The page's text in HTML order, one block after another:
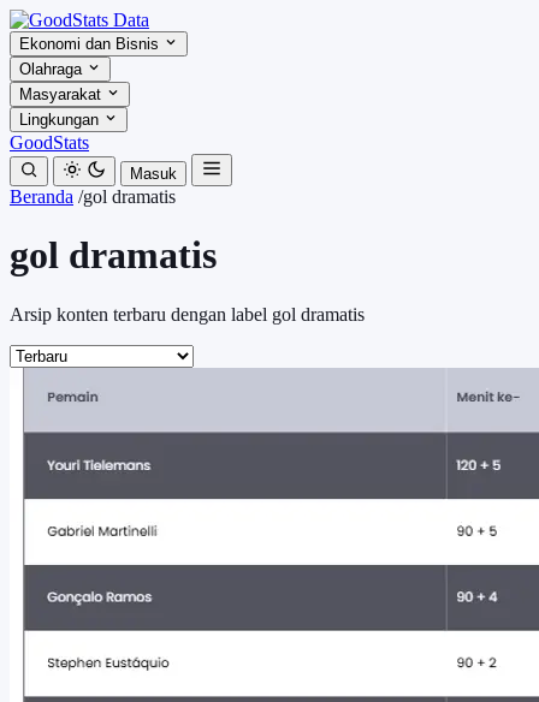
Ekonomi dan Bisnis
Olahraga
Masyarakat
Lingkungan
GoodStats
Masuk
Beranda /gol dramatis
gol dramatis
Arsip konten terbaru dengan label gol dramatis